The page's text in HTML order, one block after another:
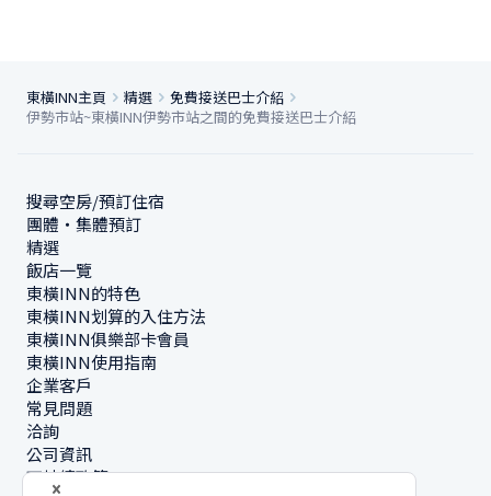
東橫INN主頁 精選
免費接送巴士介紹
伊勢市站~東橫INN伊勢市站之間的免費接送巴士介紹
搜尋空房/預訂住宿
團體・集體預訂
精選
飯店一覽
東橫INN的特色
東橫INN划算的入住方法
東橫INN俱樂部卡會員
東橫INN使用指南
企業客戶
常見問題
洽詢
公司資訊
可持續政策